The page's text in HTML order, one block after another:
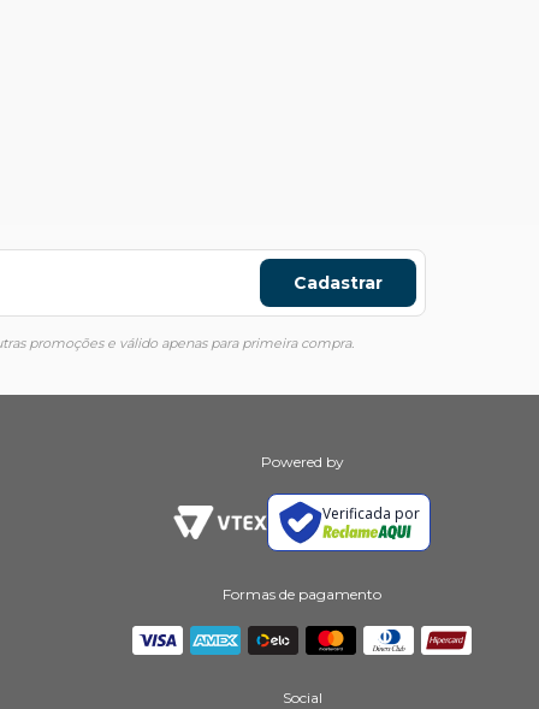
Cadastrar
promoções e válido apenas para primeira compra.
Powered by
Verificada por
Formas de pagamento
Social